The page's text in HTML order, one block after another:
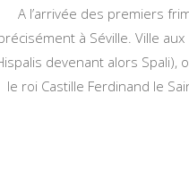
A l’arrivée des premiers
à Séville. Ville
devenant alors Spali),
le roi Castille Ferdinand le